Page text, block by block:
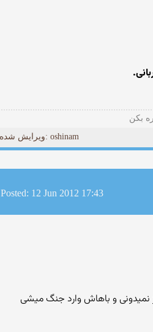
بکن
ویرایش شده توسط: oshinam
Posted: 12 Jun 2012 17:43
و باهاش وارد جنگ میشی